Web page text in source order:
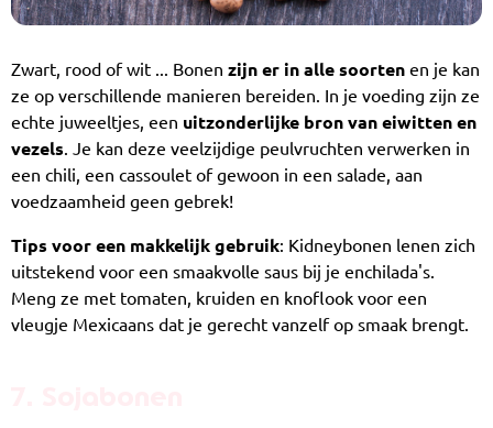
Zwart, rood of wit ... Bonen zijn er in alle soorten en je kan
ze op verschillende manieren bereiden. In je voeding zijn ze
echte juweeltjes, een uitzonderlijke bron van eiwitten en
vezels. Je kan deze veelzijdige peulvruchten verwerken in
een chili, een cassoulet of gewoon in een salade, aan
voedzaamheid geen gebrek!
Tips voor een makkelijk gebruik: Kidneybonen lenen zich
uitstekend voor een smaakvolle saus bij je enchilada's.
Meng ze met tomaten, kruiden en knoflook voor een
vleugje Mexicaans dat je gerecht vanzelf op smaak brengt.